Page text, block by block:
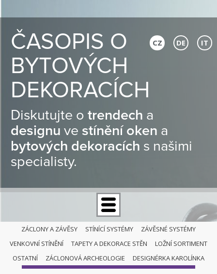
ČASOPIS O
BYTOVÝCH
DEKORACÍCH
Diskutujte otrendech a
designu ve stínění oken a
bytových dekoracích s našimi
specialisty.
CZ DE IT
ZÁCLONY A ZÁVĚSY STÍNÍCÍ SYSTÉMY
ZÁVĚSNÉ SYSTÉMY
VENKOVNÍ STÍNĚNÍ
TAPETY A DEKORACE STĚN
LOŽNÍ SORTIMENT
OSTATNÍ
ZÁCLONOVÁ ARCHEOLOGIE DESIGNÉRKA KAROLÍNKA
ZÁCLONY A ZÁVĚSY